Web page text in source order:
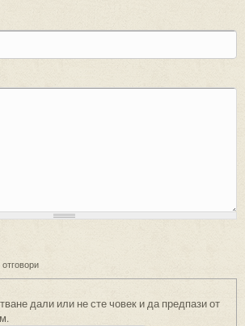
дали или не сте човек и да предпази от